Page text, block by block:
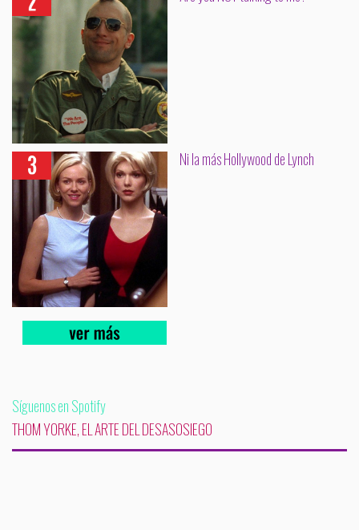
Ni la más Hollywood de Lynch
Síguenos en Spotify
THOM YORKE, EL ARTE DEL DESASOSIEGO